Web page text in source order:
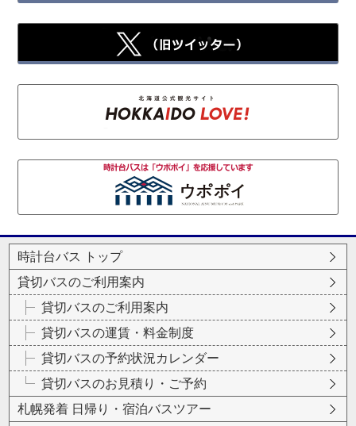
時計台バス トップ
貸切バスのご利用案内
貸切バスのご利用案内
貸切バスの運賃・料金制度
貸切バスの予約状況カレンダー
貸切バスのお見積り・ご予約
札幌発着 日帰り・宿泊バスツアー